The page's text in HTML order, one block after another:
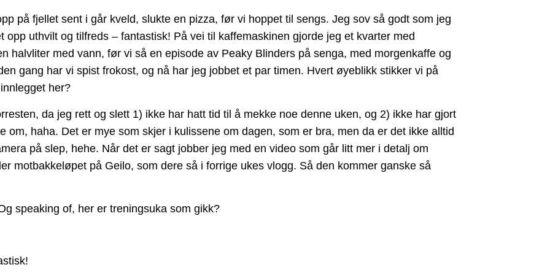
på fjellet sent i går kveld, slukte en pizza, før vi hoppet til sengs. Jeg sov så godt som jeg
opp uthvilt og tilfreds – fantastisk! På vei til kaffemaskinen gjorde jeg et kvarter med
halvliter med vann, før vi så en episode av Peaky Blinders på senga, med morgenkaffe og
gang har vi spist frokost, og nå har jeg jobbet et par timen. Hvert øyeblikk stikker vi på
her?
da jeg rett og slett 1) ikke har hatt tid til å mekke noe denne uken, og 2) ikke har gjort
om, haha. Det er mye som skjer i kulissene om dagen, som er bra, men da er det ikke alltid
på slep, hehe. Når det er sagt jobber jeg med en video som går litt mer i detalj om
motbakkeløpet på Geilo, som dere så i forrige ukes vlogg. Så den kommer ganske så
speaking of, her er treningsuka som gikk?